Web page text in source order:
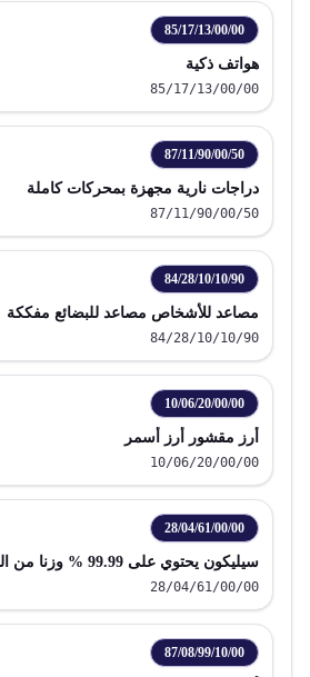
85/17/13/00/00
هواتف ذكية
85/17/13/00/00
87/11/90/00/50
دراجات نارية مجهزة بمحركات كاملة
87/11/90/00/50
84/28/10/10/90
مصاعد للأشخاص مصاعد للبضائع مفككة
84/28/10/10/90
10/06/20/00/00
أرز مقشور أرز أسمر
10/06/20/00/00
28/04/61/00/00
سيليكون يحتوي على 99.99 % وزنا من السيليكون
28/04/61/00/00
87/08/99/10/00